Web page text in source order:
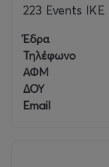
223 Events ΙΚΕ
Έδρα
Τηλέφωνο
ΑΦΜ
ΔΟΥ
Email